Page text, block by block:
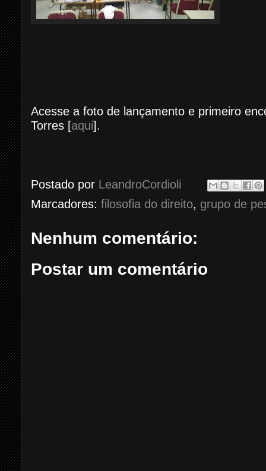
Acesse a foto de lançamento e primeiro
Torres [aqui].
Postado por LeandroCordioli
Marcadores: filosofia do direito, grupo de
Nenhum comentário:
Postar um comentário